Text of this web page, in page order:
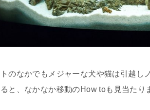
のなかでもメジャーな犬や猫は引越し
と、なかなか移動のHow toも見当たり